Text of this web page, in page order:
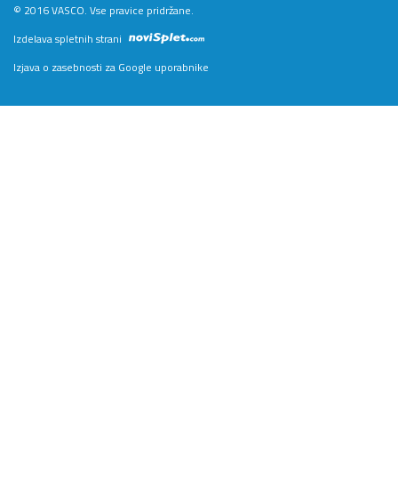
© 2016 VASCO. Vse pravice pridržane.
Izdelava spletnih strani
Izjava o zasebnosti za Google uporabnike